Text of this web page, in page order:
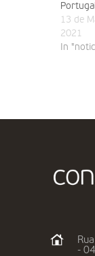
Portugal
13 de
2021
In
-